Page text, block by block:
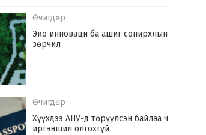
Өчигдөр
Эко инноваци ба ашиг сонирхлын
зөрчил
Өчигдөр
Хүүхдээ АНУ-д төрүүлсэн байлаа ч
иргэншил олгохгүй